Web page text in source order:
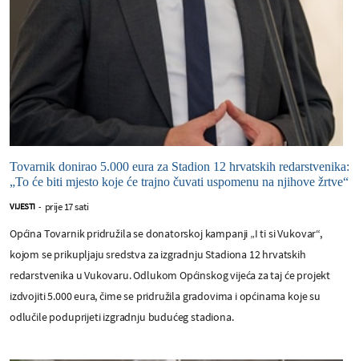
Tovarnik donirao 5.000 eura za Stadion 12 hrvatskih redarstvenika:
„To će biti mjesto koje će trajno čuvati uspomenu na njihove žrtve“
VIJESTI - prije 17 sati
Općina Tovarnik pridružila se donatorskoj kampanji „I ti si Vukovar“,
kojom se prikupljaju sredstva za izgradnju Stadiona 12 hrvatskih
redarstvenika u Vukovaru. Odlukom Općinskog vijeća za taj će projekt
izdvojiti 5.000 eura, čime se pridružila gradovima i općinama koje su
odlučile poduprijeti izgradnju budućeg stadiona.